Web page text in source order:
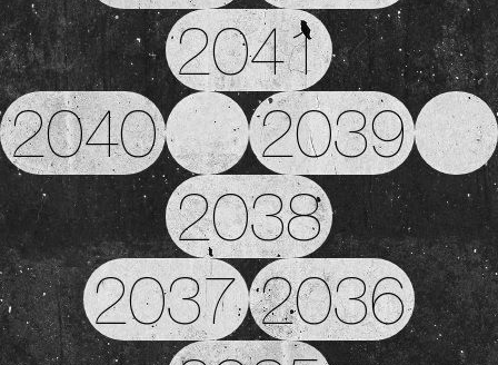
2041
2040
2039
2038
2037 2036